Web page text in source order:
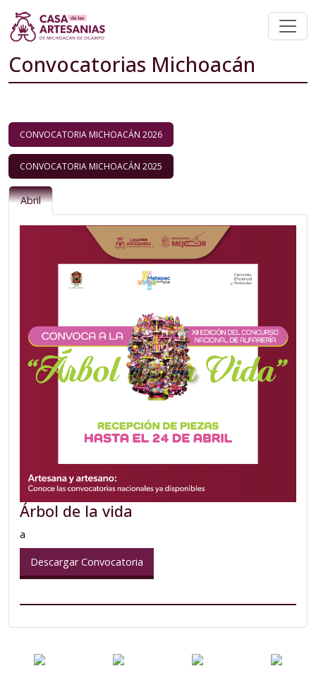
Convocatorias Michoacán
CONVOCATORIA MICHOACÁN 2026
CONVOCATORIA MICHOACÁN 2025
Abril
Árbol de la vida
a
Descargar Convocatoria